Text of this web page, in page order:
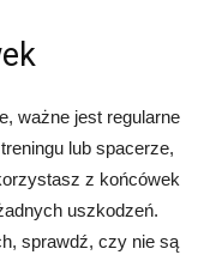
ważne jest regularne
lub spacerze,
z końcówek
uszkodzeń.
sprawdź, czy nie są